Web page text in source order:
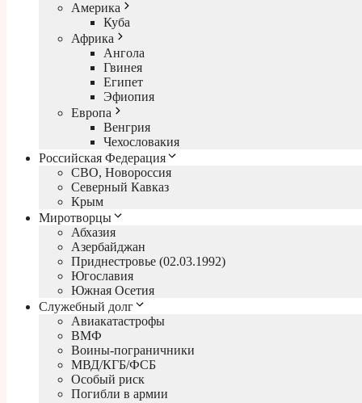
Америка
Куба
Африка
Ангола
Гвинея
Египет
Эфиопия
Европа
Венгрия
Чехословакия
Российская Федерация
СВО, Новороссия
Северный Кавказ
Крым
Миротворцы
Абхазия
Азербайджан
Приднестровье (02.03.1992)
Югославия
Южная Осетия
Служебный долг
Авиакатастрофы
ВМФ
Воины-пограничники
МВД/КГБ/ФСБ
Особый риск
Погибли в армии